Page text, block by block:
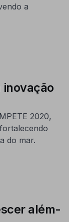
a
inovação
2020,
do mar.
além-